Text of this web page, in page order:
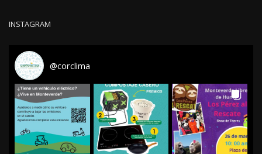
INSTAGRAM
@corclima